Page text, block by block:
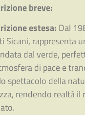
breve:
estesa: Dal
Sicani, rappresenta
dal verde,
di pace e
spettacolo della
rendendo realtà